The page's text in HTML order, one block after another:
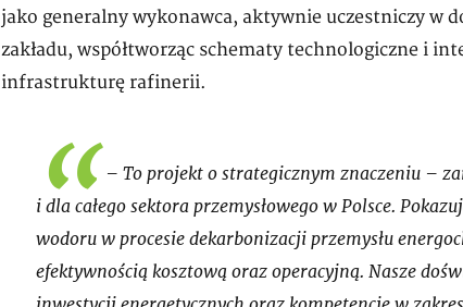
jako generalny wykonawca, aktywnie uczestniczy w
zakładu, współtworząc schematy technologiczne i
infrastrukturę rafinerii.
– To projekt o strategicznym znaczeniu –
i dla całego sektora przemysłowego w Polsce.
wodoru w procesie dekarbonizacji przemysłu
efektywnością kosztową oraz operacyjną. Nasze